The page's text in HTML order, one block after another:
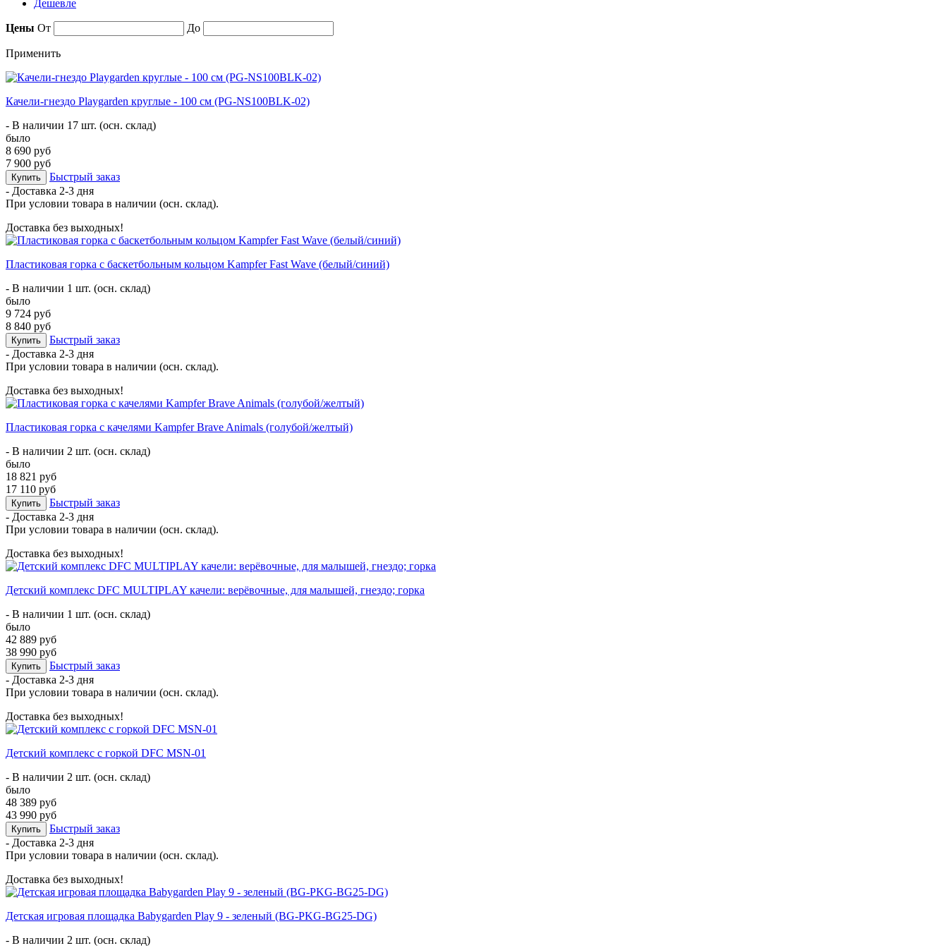
Дешевле
Цены От До
Применить
Качели-гнездо Playgarden круглые - 100 см (PG-NS100BLK-02)
- В наличии 17 шт. (осн. склад)
было
8 690 руб
7 900 руб
Купить
Быстрый заказ
- Доставка 2-3 дня
При условии товара в наличии (осн. склад).
Доставка без выходных!
Пластиковая горка с баскетбольным кольцом Kampfer Fast Wave (белый/синий)
- В наличии 1 шт. (осн. склад)
было
9 724 руб
8 840 руб
Купить
Быстрый заказ
- Доставка 2-3 дня
При условии товара в наличии (осн. склад).
Доставка без выходных!
Пластиковая горка с качелями Kampfer Brave Animals (голубой/желтый)
- В наличии 2 шт. (осн. склад)
было
18 821 руб
17 110 руб
Купить
Быстрый заказ
- Доставка 2-3 дня
При условии товара в наличии (осн. склад).
Доставка без выходных!
Детский комплекс DFC MULTIPLAY качели: верёвочные, для малышей, гнездо; горка
- В наличии 1 шт. (осн. склад)
было
42 889 руб
38 990 руб
Купить
Быстрый заказ
- Доставка 2-3 дня
При условии товара в наличии (осн. склад).
Доставка без выходных!
Детский комплекс с горкой DFC MSN-01
- В наличии 2 шт. (осн. склад)
было
48 389 руб
43 990 руб
Купить
Быстрый заказ
- Доставка 2-3 дня
При условии товара в наличии (осн. склад).
Доставка без выходных!
Детская игровая площадка Babygarden Play 9 - зеленый (BG-PKG-BG25-DG)
- В наличии 2 шт. (осн. склад)